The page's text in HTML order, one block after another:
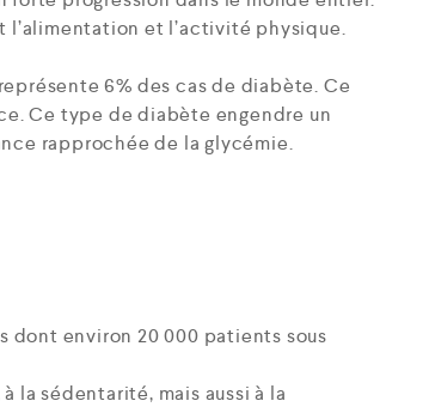
l’alimentation et l’activité physique.
6% des cas de diabète. Ce
Ce type de diabète engendre un
rapprochée de la glycémie.
dont environ 20 000 patients sous
la sédentarité, mais aussi à la